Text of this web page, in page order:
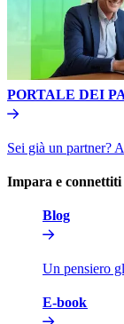
PORTALE DEI
Sei già un partner?
Impara e connettiti​​
Blog​​
Un pensiero
E-book​​